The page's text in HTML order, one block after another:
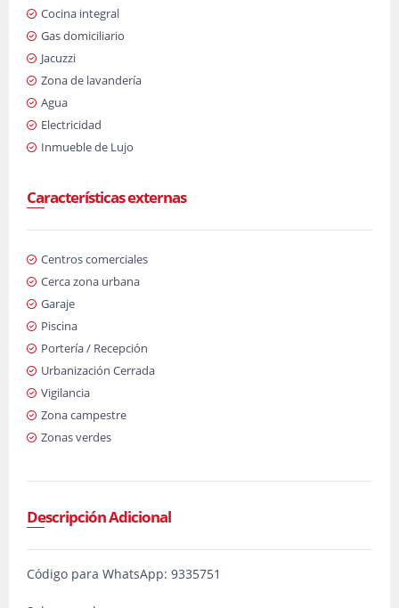
Cocina integral
Gas domiciliario
Jacuzzi
Zona de lavandería
Agua
Electricidad
Inmueble de Lujo
Características externas
Centros comerciales
Cerca zona urbana
Garaje
Piscina
Portería / Recepción
Urbanización Cerrada
Vigilancia
Zona campestre
Zonas verdes
Descripción Adicional
Código para WhatsApp: 9335751